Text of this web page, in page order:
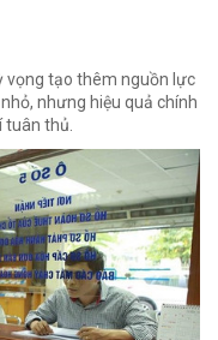
vọng tạo thêm nguồn lực
nhưng hiệu quả chính
thủ.